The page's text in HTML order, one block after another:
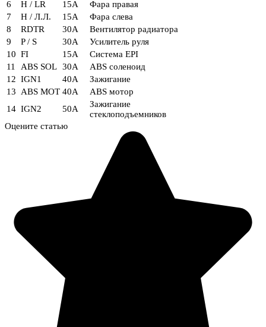
6
H / LR 15А
Фара правая
7
Н / Л.Л. 15А
Фара слева
8
RDTR 30А
Вентилятор радиатора
9
P / S 30А
Усилитель руля
10 FI 15А
Система EPI
11
ABS SOL 30А
ABS соленоид
12 IGN1 40А
Зажигание
13
ABS MOT 40А
ABS мотор
14 IGN2 50А
Зажигание
стеклоподъемников
Оцените статью